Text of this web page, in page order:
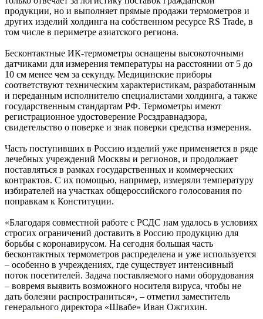
продукции, но и выполняет прямые продажи термометров и
других изделий холдинга на собственном ресурсе RS Trade, в
том числе в периметре азиатского региона.
Бесконтактные ИК-термометры оснащены высокоточными
датчиками для измерения температуры на расстоянии от 5 до
10 см менее чем за секунду. Медицинские приборы
соответствуют техническим характеристикам, разработанным
и переданным исполнителю специалистами холдинга, а также
государственным стандартам РФ. Термометры имеют
регистрационное удостоверение Росздравнадзора,
свидетельство о поверке и знак поверки средства измерения.
Часть поступивших в Россию изделий уже применяется в ряде
лечебных учреждений Москвы и регионов, и продолжает
поставляться в рамках государственных и коммерческих
контрактов. С их помощью, например, измеряли температуру
избирателей на участках общероссийского голосования по
поправкам к Конституции.
«Благодаря совместной работе с РСДС нам удалось в условиях
строгих ограничений доставить в Россию продукцию для
борьбы с коронавирусом. На сегодня большая часть
бесконтактных термометров распределена и уже используется
– особенно в учреждениях, где существует интенсивный
поток посетителей. Задача поставляемого нами оборудования
– вовремя выявить возможного носителя вируса, чтобы не
дать болезни распространиться», – отметил заместитель
генерального директора «Швабе» Иван Ожгихин.